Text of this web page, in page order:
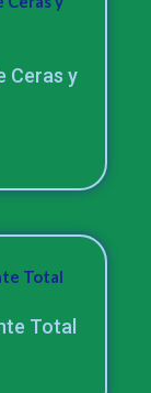
Ceras y
Total